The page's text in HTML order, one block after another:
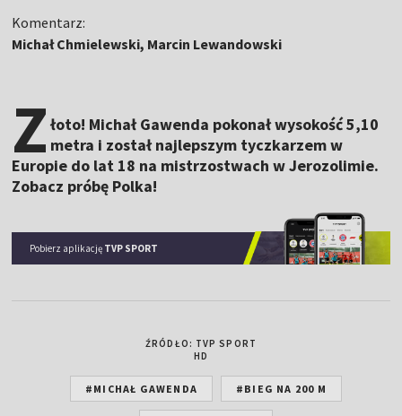
Komentarz:
Michał Chmielewski, Marcin Lewandowski
Z łoto! Michał Gawenda pokonał wysokość 5,10
metra i został najlepszym tyczkarzem w
Europie do lat 18 na mistrzostwach w Jerozolimie.
Zobacz próbę Polka!
Pobierz aplikację TVP SPORT
ŹRÓDŁO: TVP SPORT
HD
#MICHAŁ GAWENDA #BIEG NA 200 M